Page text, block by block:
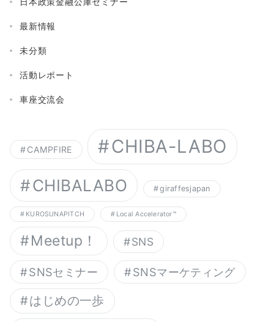
最新情報
未分類
活動レポート
車座交流会
CAMPFIRE CHIBA-LABO
CHIBALABO giraffesjapan
KUROSUNAPITCH Local Accelerator™︎
Meetup！ SNS
SNSセミナー SNSマーケティング
はじめの一歩